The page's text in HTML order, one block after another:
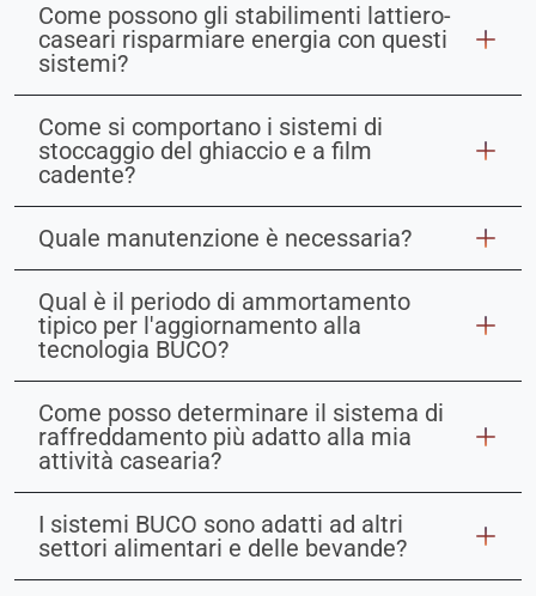
Come possono gli stabilimenti lattiero-
caseari risparmiare energia con questi
sistemi?
Come si comportano i sistemi di
stoccaggio del ghiaccio e a film
cadente?
Quale manutenzione è necessaria?
Qual è il periodo di ammortamento
tipico per l'aggiornamento alla
tecnologia BUCO?
Come posso determinare il sistema di
raffreddamento più adatto alla mia
attività casearia?
I sistemi BUCO sono adatti ad altri
settori alimentari e delle bevande?